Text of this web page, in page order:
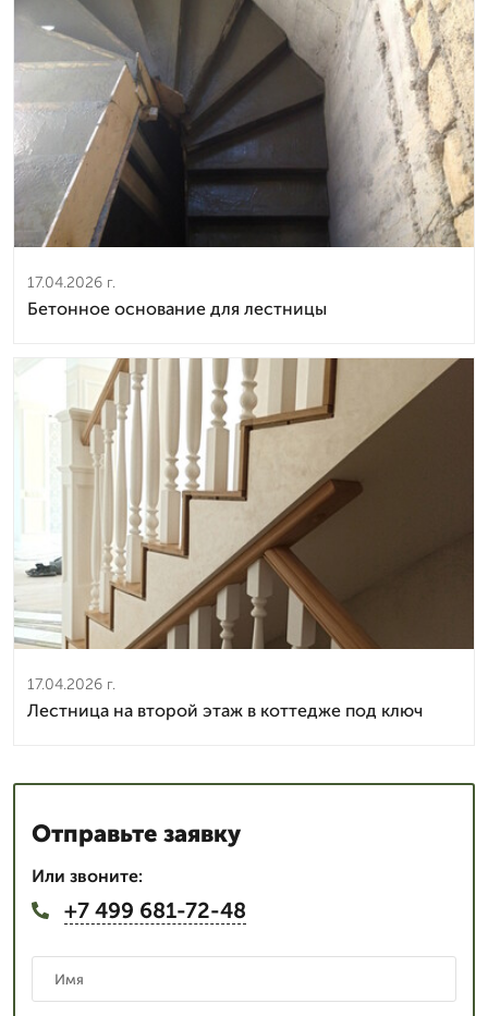
17.04.2026 г.
Бетонное основание для лестницы
17.04.2026 г.
Лестница на второй этаж в коттедже под ключ
Отправьте заявку
Или звоните:
+7 499 681-72-48